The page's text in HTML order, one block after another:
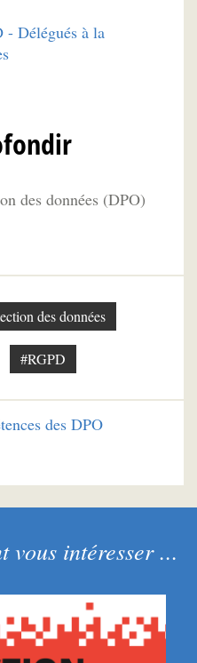
- Délégués à la
des données (DPO)
des données
#RGPD
des DPO
vous intéresser ...